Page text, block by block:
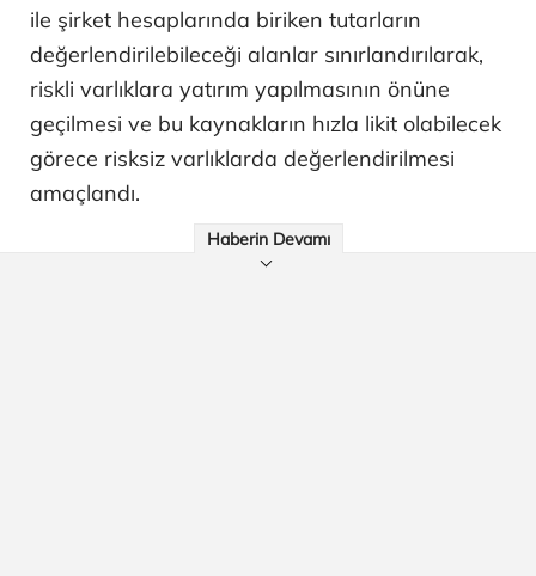
ile şirket hesaplarında biriken tutarların
değerlendirilebileceği alanlar sınırlandırılarak,
riskli varlıklara yatırım yapılmasının önüne
geçilmesi ve bu kaynakların hızla likit olabilecek
görece risksiz varlıklarda değerlendirilmesi
amaçlandı.
Haberin Devamı